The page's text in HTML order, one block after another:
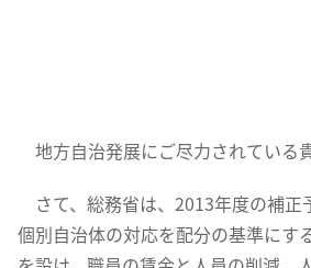
地方自治発展にご尽力されている
さて、総務省は、2013年度の補正
個別自治体の対応を配分の基準にす